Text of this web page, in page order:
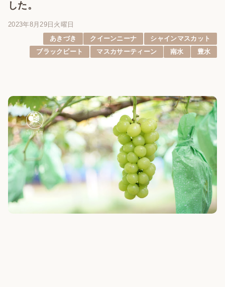
した。
2023年8月29日火曜日
あきづき
クイーンニーナ
シャインマスカット
ブラックビート
マスカサーティーン 南水 豊水